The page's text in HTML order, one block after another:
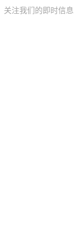
关注我们的即时信息